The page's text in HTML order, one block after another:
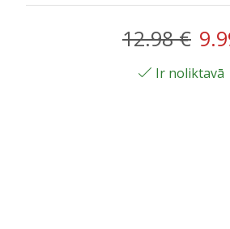
12.98€
price
Ir noliktavā